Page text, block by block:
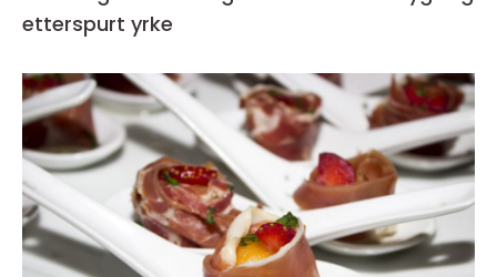
etterspurt yrke